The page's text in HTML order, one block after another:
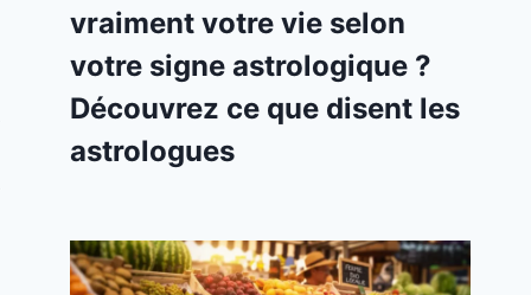
vraiment votre vie selon
votre signe astrologique ?
Découvrez ce que disent les
astrologues